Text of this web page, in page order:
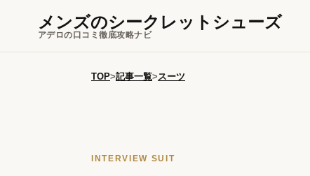
メンズのシークレットシューズ
アデロの口コミ徹底攻略ナビ
TOP>記事一覧>スーツ
INTERVIEW SUIT